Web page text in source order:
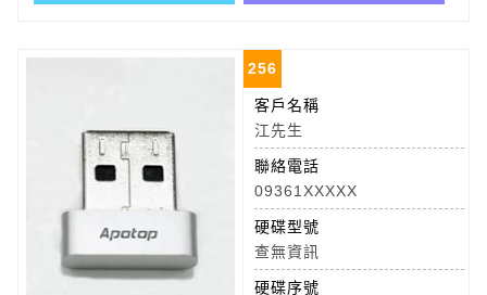
256
客戶名稱
江先生
聯絡電話
09361XXXXX
硬碟型號
查無資訊
硬碟序號